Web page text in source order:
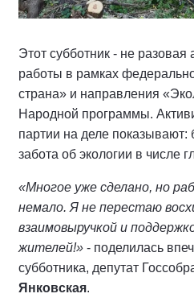
Этот субботник - не разовая
работы в рамках
страна» и направления
Народной программы.
партии на деле показывают:
забота об экологии в числе
«Многое уже сделано, но
немало. Я не перестаю
взаимовыручкой и
жителей!» - поделилась
субботника, депутат
Янковская.